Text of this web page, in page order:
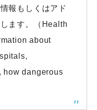
報もしくはアド
ます。（Health
about
how dangerous